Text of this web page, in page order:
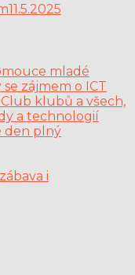
11.5.2025
mladé
zájmem o ICT
klubů a všech,
a technologií
den plný
i